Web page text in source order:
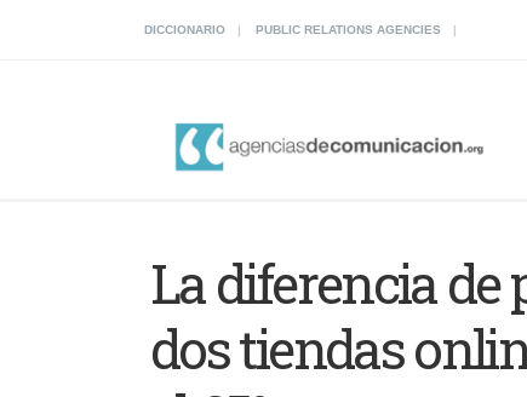
DICCIONARIO PUBLIC RELATIONS AGENCIES
La diferencia de
dos tiendas